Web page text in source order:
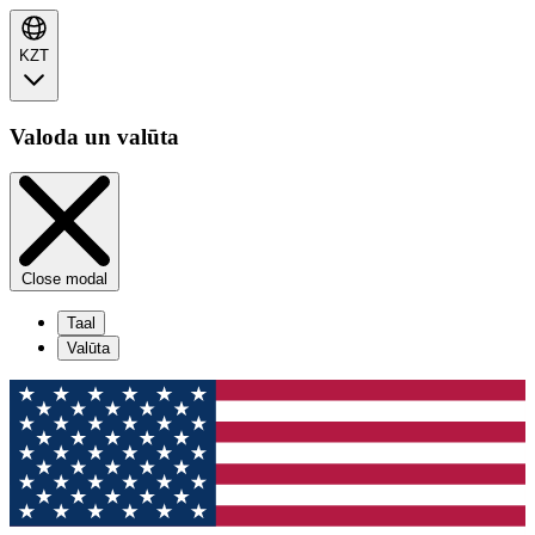
KZT
Valoda un valūta
Close modal
Taal
Valūta